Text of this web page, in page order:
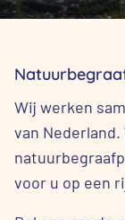
Wij werken
van Nederland.
voor u op een